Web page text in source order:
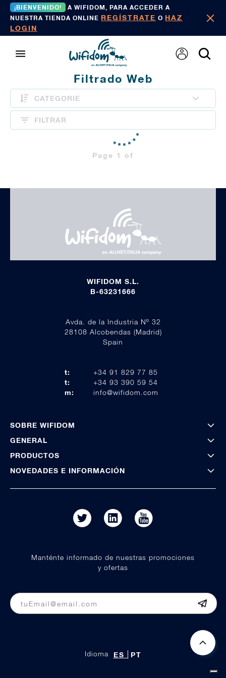
¡BIENVENIDO!
A WIFIDOM, PARA ACCEDER A
NUESTRA TIENDA ONLINE REGÍSTRATE O HAZ
LOGIN
Filtrado Web
CATEGORIE
FILTRAR
Page 1 of
WIFIDOM S.L.
B-63231666
Avda. de la Industria Nº 32
28108 Alcobendas (Madrid)
Spain
t:
+34 91 829 77 85
t:
+34 93 390 59 54
m:
info@wifidom.com
SOBRE WIFIDOM
GENERAL
PRODUCTOS
NOVEDADES E INFORMACIÓN
Idioma ES PT
Manténte informado de nuestras promociones
y ofertas